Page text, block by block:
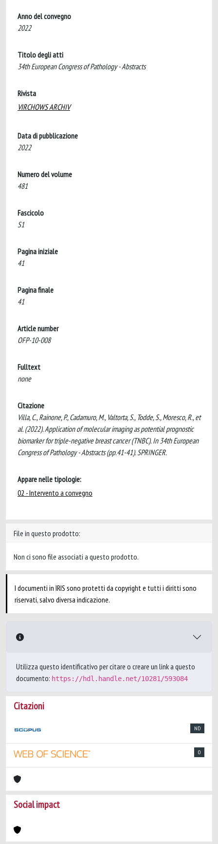
Anno del convegno
2022
Titolo degli atti
34th European Congress of Pathology - Abstracts
Rivista
VIRCHOWS ARCHIV
Data di pubblicazione
2022
Numero del volume
481
Fascicolo
S1
Pagina iniziale
41
Pagina finale
41
Article number
OFP-10-008
Fulltext
none
Citazione
Villa, C., Rainone, P., Cadamuro, M., Valtorta, S., Todde, S., Moresco, R., et
al. (2022). Application of molecular imaging as potential prognostic
biomarker for triple-negative breast cancer (TNBC). In 34th European
Congress of Pathology - Abstracts (pp.41-41). SPRINGER.
Appare nelle tipologie:
02 - Intervento a convegno
File in questo prodotto:
Non ci sono file associati a questo prodotto.
I documenti in IRIS sono protetti da copyright e tutti i diritti sono
riservati, salvo diversa indicazione.
Utilizza questo identificativo per citare o creare un link a questo
documento: https://hdl.handle.net/10281/593084
Citazioni
ND
0
Social impact